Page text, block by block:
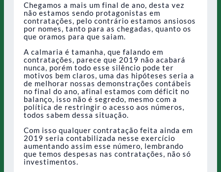
Chegamos a mais um final de ano, desta vez
não estamos sendo protagonistas em
contratações, pelo contrário estamos ansiosos
por nomes, tanto para as chegadas, quanto os
que oramos para que saiam.
A calmaria é tamanha, que falando em
contratações, parece que 2019 não acabará
nunca, porém todo esse silêncio pode ter
motivos bem claros, uma das hipóteses seria a
de melhorar nossas demonstrações contábeis
no final do ano, afinal estamos com déficit no
balanço, isso não é segredo, mesmo com a
política de restringir o acesso aos números,
todos sabem dessa situação.
Com isso qualquer contratação feita ainda em
2019 seria contabilizada nesse exercício
aumentando assim esse número, lembrando
que temos despesas nas contratações, não só
investimentos.